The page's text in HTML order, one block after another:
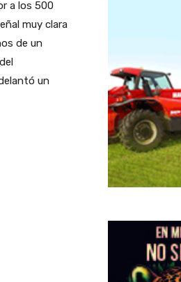
a los 500
muy clara
de un
un